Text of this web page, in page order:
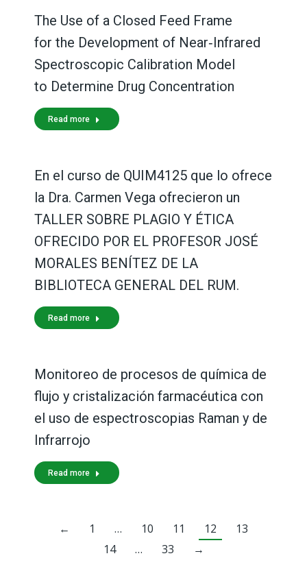
The Use of a Closed Feed Frame
for the Development of Near‑Infrared
Spectroscopic Calibration Model
to Determine Drug Concentration
Read more
En el curso de QUIM4125 que lo ofrece
la Dra. Carmen Vega ofrecieron un
TALLER SOBRE PLAGIO Y ÉTICA
OFRECIDO POR EL PROFESOR JOSÉ
MORALES BENÍTEZ DE LA
BIBLIOTECA GENERAL DEL RUM.
Read more
Monitoreo de procesos de química de
flujo y cristalización farmacéutica con
el uso de espectroscopias Raman y de
Infrarrojo
Read more
← 1 … 10 11 12
13
14
… 33 →